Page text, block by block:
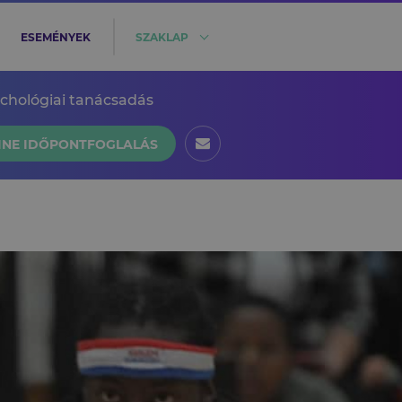
ESEMÉNYEK SZAKLAP
tanácsadás
IDŐPONTFOGLALÁS